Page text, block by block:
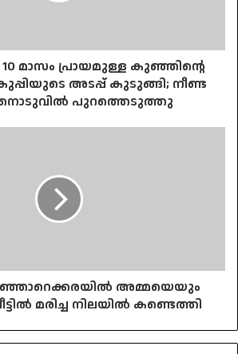
മാസം പ്രായമുള്ള കുഞ്ഞിന്റെ
അടപ്പ് കുടുങ്ങി; നീണ്ട
പുറത്തെടുത്തു
അമ്മയെയും
മരിച്ച നിലയിൽ കണ്ടെത്തി